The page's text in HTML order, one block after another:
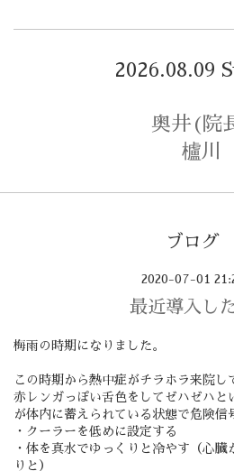
2026.08.09
奥井(院
櫨川
ブログ
2020-07-01
最近導入し
梅雨の時期になりました。
この時期から熱中症がチラホラ来院し
赤レンガっぽい舌色をしてゼハゼハと
が体内に蓄えられている状態で危険信
・クーラーを低めに設定する
・体を真水でゆっくりと冷やす（心臓
りと）